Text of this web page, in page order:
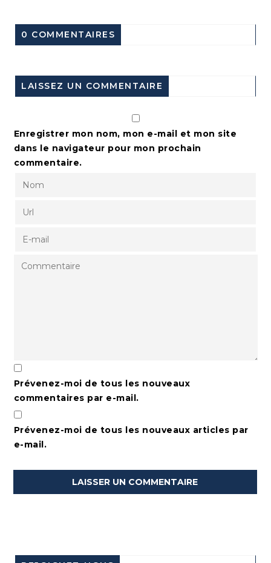
0 COMMENTAIRES
LAISSEZ UN COMMENTAIRE
Enregistrer mon nom, mon e-mail et mon site
dans le navigateur pour mon prochain
commentaire.
Prévenez-moi de tous les nouveaux
commentaires par e-mail.
Prévenez-moi de tous les nouveaux articles par
e-mail.